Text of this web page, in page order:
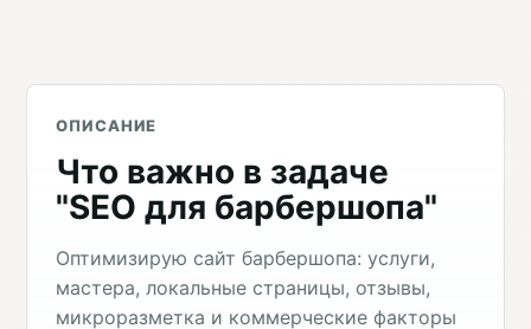
ОПИСАНИЕ
Что важно в задаче
"SEO для барбершопа"
Оптимизирую сайт барбершопа: услуги,
мастера, локальные страницы, отзывы,
микроразметка и коммерческие факторы